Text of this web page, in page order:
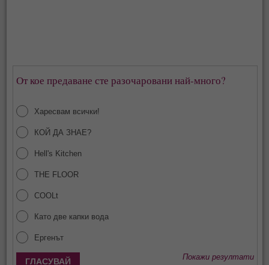
От кое предаване сте разочаровани най-много?
Харесвам всички!
КОЙ ДА ЗНАЕ?
Hell's Kitchen
THE FLOOR
COOLt
Като две капки вода
Ергенът
Покажи резултати